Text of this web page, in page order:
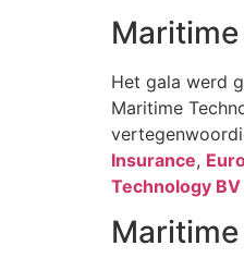
Het gala werd
Maritime
Insurance,
Technology BV
Maritime